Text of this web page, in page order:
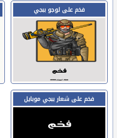
فخم على لوجو ببجي
فخم على شعار ببجي موبايل